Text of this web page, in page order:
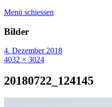
Menü schiessen
Bilder
4. Dezember 2018
4032 × 3024
20180722_124145